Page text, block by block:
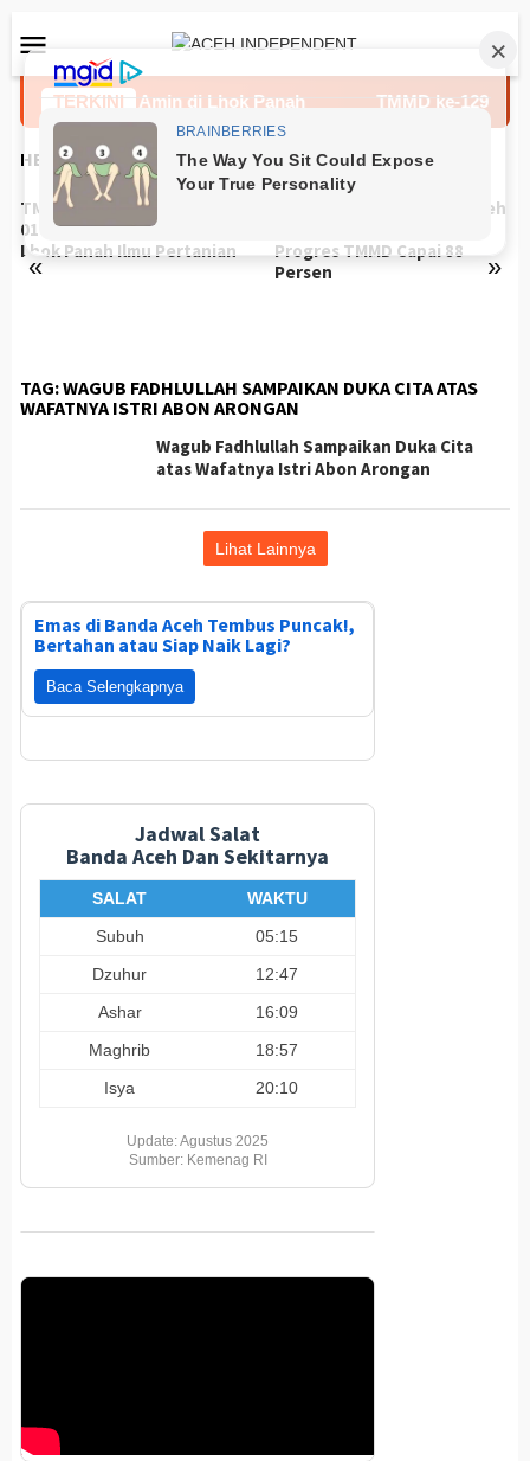
ke
kontenMobile
TERKINI
Impian Umar Amin di Lhok Panah TMMD ke-129
HEADLINES
« »
TMMD ke-129 Kodim
0102/Pidie Bekali Petani
Lhok Panah Ilmu Pertanian
Rumah Reyot Barlian di Aceh
Progres TMMD Capai 88
Persen
TAG:WAGUB FADHLULLAH SAMPAIKAN DUKA CITA ATAS
WAFATNYA ISTRI ABON ARONGAN
Wagub Fadhlullah Sampaikan Duka Cita
atas Wafatnya Istri Abon Arongan
Lihat Lainnya
Emas di Banda Aceh Tembus Puncak!,
Bertahan atau Siap Naik Lagi?
Baca Selengkapnya
Jadwal Salat
Banda Aceh Dan Sekitarnya
SALAT
WAKTU
Subuh
05:15
Dzuhur
12:47
Ashar
16:09
Maghrib
18:57
Isya
20:10
Update: Agustus 2025
Sumber: Kemenag RI